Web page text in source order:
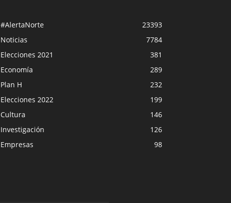
#AlertaNorte
23393
Noticias
7784
Elecciones 2021
381
Economía
289
Plan H
232
Elecciones 2022
199
Cultura
146
Investigación
126
Empresas
98